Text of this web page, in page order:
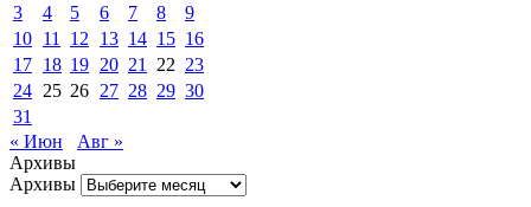
3
4 5 6 7 8
9
10 11 12 13 14 15 16
17 18 19 20 21 22 23
24 25 26 27 28 29 30
31
« Июн
Авг »
Архивы
Архивы